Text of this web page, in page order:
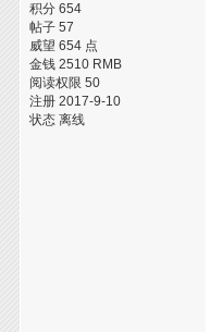
积分 654
帖子 57
威望 654 点
金钱 2510 RMB
阅读权限 50
注册 2017-9-10
状态 离线